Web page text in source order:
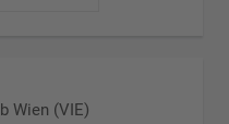
Wien (VIE)